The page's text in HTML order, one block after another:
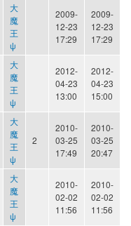
大
魔
王
ψ
2009-
12-23
17:29
2009-
12-23
17:29
大
魔
王
ψ
2012-
04-23
13:00
2012-
04-23
15:00
大
魔
王
ψ
2
2010-
03-25
17:49
2010-
03-25
20:47
大
魔
王
ψ
2010-
02-02
11:56
2010-
02-02
11:56